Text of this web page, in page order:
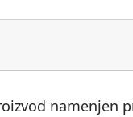
namenjen